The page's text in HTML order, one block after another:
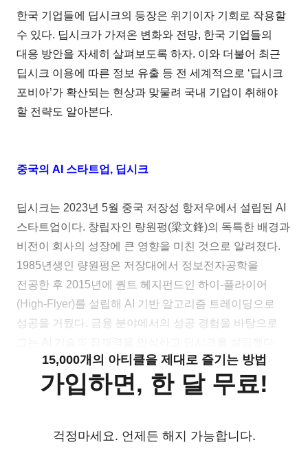
한국 기업들에 딥시크의 등장은 위기이자 기회로 작용할
수 있다. 딥시크가 가져온 변화와 전망, 한국 기업들의
대응 방안을 자세히 살펴보도록 하자. 이와 더불어 최근
딥시크 이용에 따른 정보 유출 등 전 세계적으로 ‘딥시크
포비아’가 확산되는 현상과 맞물려 국내 기업이 취해야
할 전략도 알아본다.
중국의 AI 스타트업, 딥시크
딥시크는 2023년 5월 중국 저장성 항저우에서 설립된 AI
스타트업이다. 창립자인 량원펑(梁文鋒)의 독특한 배경과
비전이 회사의 성장에 큰 영향을 미친 것으로 알려졌다.
1985년생인 량원펑은 저장대에서 정보전자공학을
전공한 후 2015년에 퀀트 헤지펀드인 하이-플라이어
(High-Flyer)를 설립해 AI 기반 알고리즘 트레이딩으로
성공을 거뒀다. 금융 분야에서의 성공 경험을 바탕으로
15,000개의 아티클을 제대로 즐기는 방법
가입하면, 한 달 무료!
걱정마세요. 언제든 해지 가능합니다.